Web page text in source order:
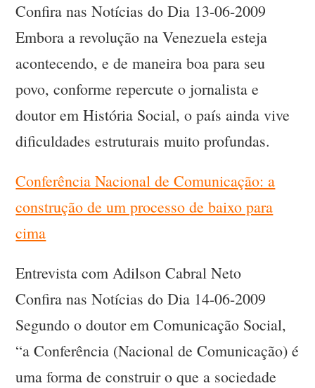
Confira nas Notícias do Dia 13-06-2009
Embora a revolução na Venezuela esteja
acontecendo, e de maneira boa para seu
povo, conforme repercute o jornalista e
doutor em História Social, o país ainda vive
dificuldades estruturais muito profundas.
Conferência Nacional de Comunicação: a
construção de um processo de baixo para
cima
Entrevista com Adilson Cabral Neto
Confira nas Notícias do Dia 14-06-2009
Segundo o doutor em Comunicação Social,
“a Conferência (Nacional de Comunicação) é
uma forma de construir o que a sociedade